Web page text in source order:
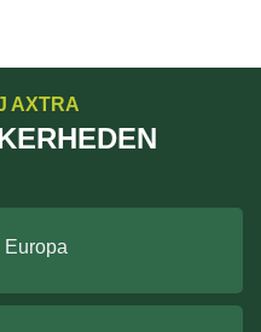
AXTRA
Europa